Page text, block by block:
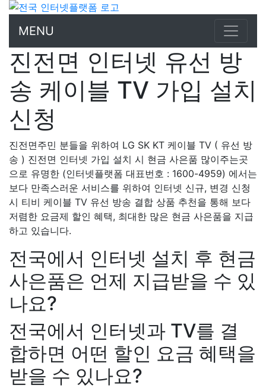
MENU
진전면 인터넷 유선 방
송 케이블 TV 가입 설치
신청
진전면주민 분들을 위하여 LG SK KT 케이블 TV ( 유선 방
송 ) 진전면 인터넷 가입 설치 시 현금 사은품 많이주는곳
으로 유명한 (인터넷플랫폼 대표번호 : 1600-4959) 에서는
보다 만족스러운 서비스를 위하여 인터넷 신규, 변경 신청
시 티비 케이블 TV 유선 방송 결합 상품 추천을 통해 보다
저렴한 요금제 할인 혜택, 최대한 많은 현금 사은품을 지급
하고 있습니다.
전국에서 인터넷 설치 후 현금
사은품은 언제 지급받을 수 있
나요?
전국에서 인터넷과 TV를 결
합하면 어떤 할인 요금 혜택을
받을 수 있나요?